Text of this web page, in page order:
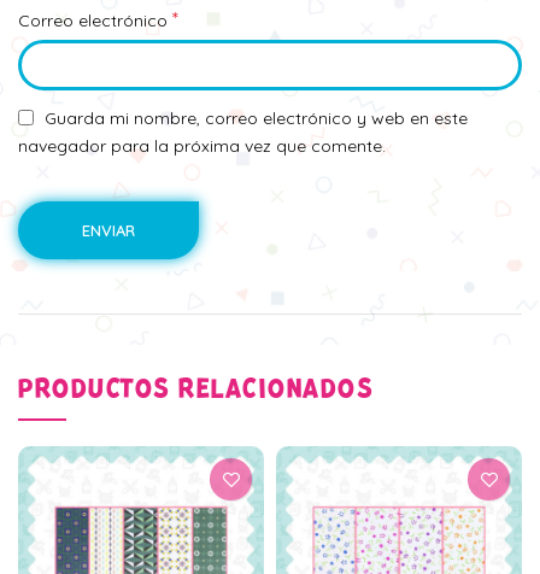
Correo electrónico *
Guarda mi nombre, correo electrónico y web en este
navegador para la próxima vez que comente.
PRODUCTOS RELACIONADOS